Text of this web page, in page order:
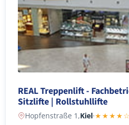
REAL Treppenlift -
Sitzlifte | Rollstuhllifte
Hopfenstraße 1,Kiel·★★★★☆